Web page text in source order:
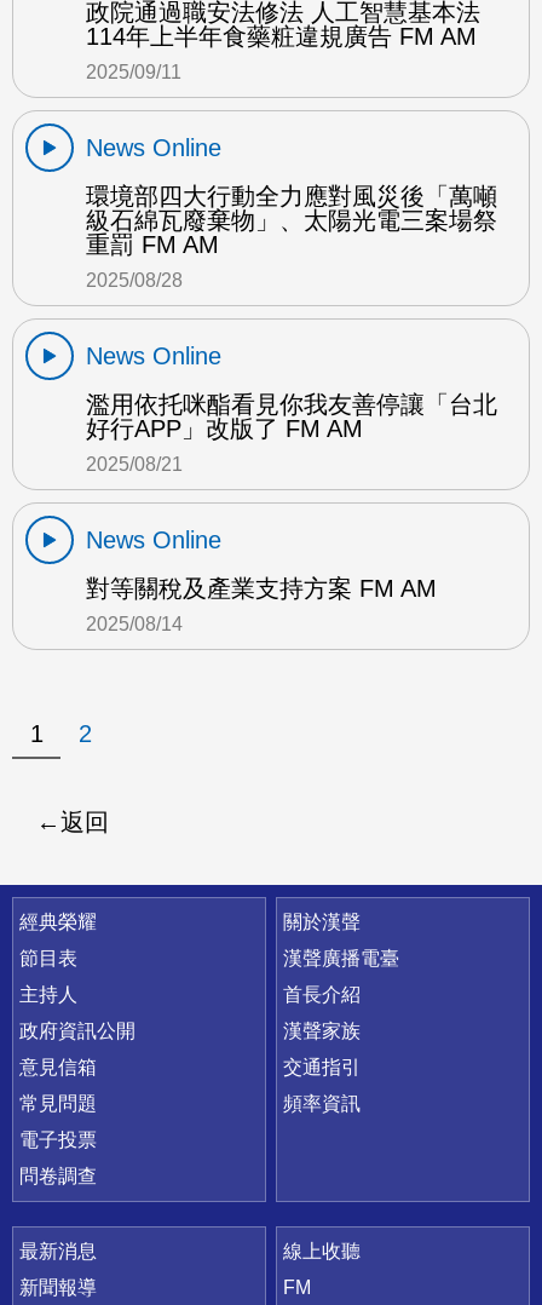
政院通過職安法修法 人工智慧基本法
114年上半年食藥粧違規廣告 FM AM
2025/09/11
News Online
環境部四大行動全力應對風災後「萬噸
級石綿瓦廢棄物」、太陽光電三案場祭
重罰 FM AM
2025/08/28
News Online
濫用依托咪酯看見你我友善停讓「台北
好行APP」改版了 FM AM
2025/08/21
News Online
對等關稅及產業支持方案 FM AM
2025/08/14
1 2
返回
快速連結
經典榮耀
節目表
主持人
政府資訊公開
意見信箱
常見問題
電子投票
問卷調查
關於漢聲
漢聲廣播電臺
首長介紹
漢聲家族
交通指引
頻率資訊
最新消息
新聞報導
線上收聽
FM